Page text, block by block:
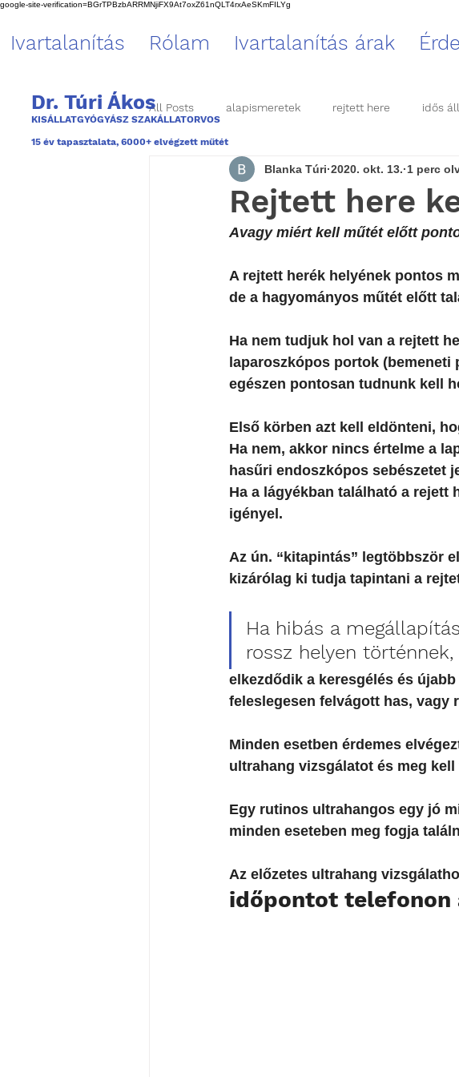
google-site-verification=BGrTPBzbARRMNjiFX9At7oxZ61nQLT4rxAeSKmFILYg
Dr. Túri Ákos
KISÁLLATGYÓGYÁSZ SZAKÁLLATORVOS
15 év tapasztalata, 6000+ elvégzett műtét
Ivartalanítás Rólam Ivartalanítás árak
All Posts alapismeretek rejtett here idős
különleges laparoszkópos műtétek
Rejtett here
Blanka Túri 2020. okt. 13. 1 perc
Avagy miért kell műtét előtt
A rejtett herék helyének pontos
de a hagyományos műtét előtt
Ha nem tudjuk hol van a rejtett
laparoszkópos portok
egészen pontosan tudnunk kell
Első körben azt kell eldönteni,
Ha nem, akkor nincs értelme a
hasűri endoszkópos sebészetet
Ha a lágyékban található a rejett
igényel.
Az ún. “kitapintás” legtöbbször
kizárólag ki tudja tapintani a
Ha hibás a
rossz helyen történnek,
elkezdődik a keresgélés és
feleslegesen felvágott has, vagy
Minden esetben érdemes
ultrahang vizsgálatot és meg
Egy rutinos ultrahangos egy jó
minden eseteben meg fogja
Az előzetes ultrahang
időpontot telefonon